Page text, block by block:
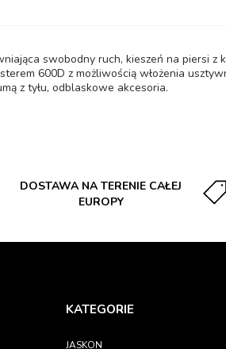
swobodny ruch, kieszeń na piersi
600D z możliwością włożenia
z tyłu, odblaskowe akcesoria.
DOSTAWA NA TERENIE CAŁEJ
EUROPY
KATEGORIE
JASKON